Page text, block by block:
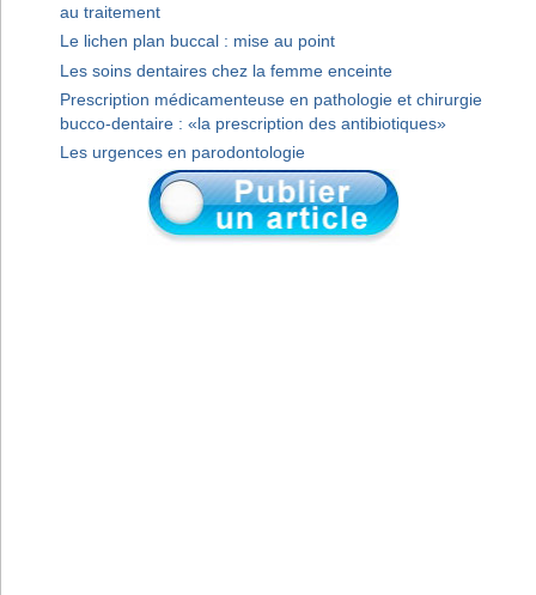
au traitement
Le lichen plan buccal : mise au point
Les soins dentaires chez la femme enceinte
Prescription médicamenteuse en pathologie et chirurgie
bucco-dentaire : «la prescription des antibiotiques»
Les urgences en parodontologie